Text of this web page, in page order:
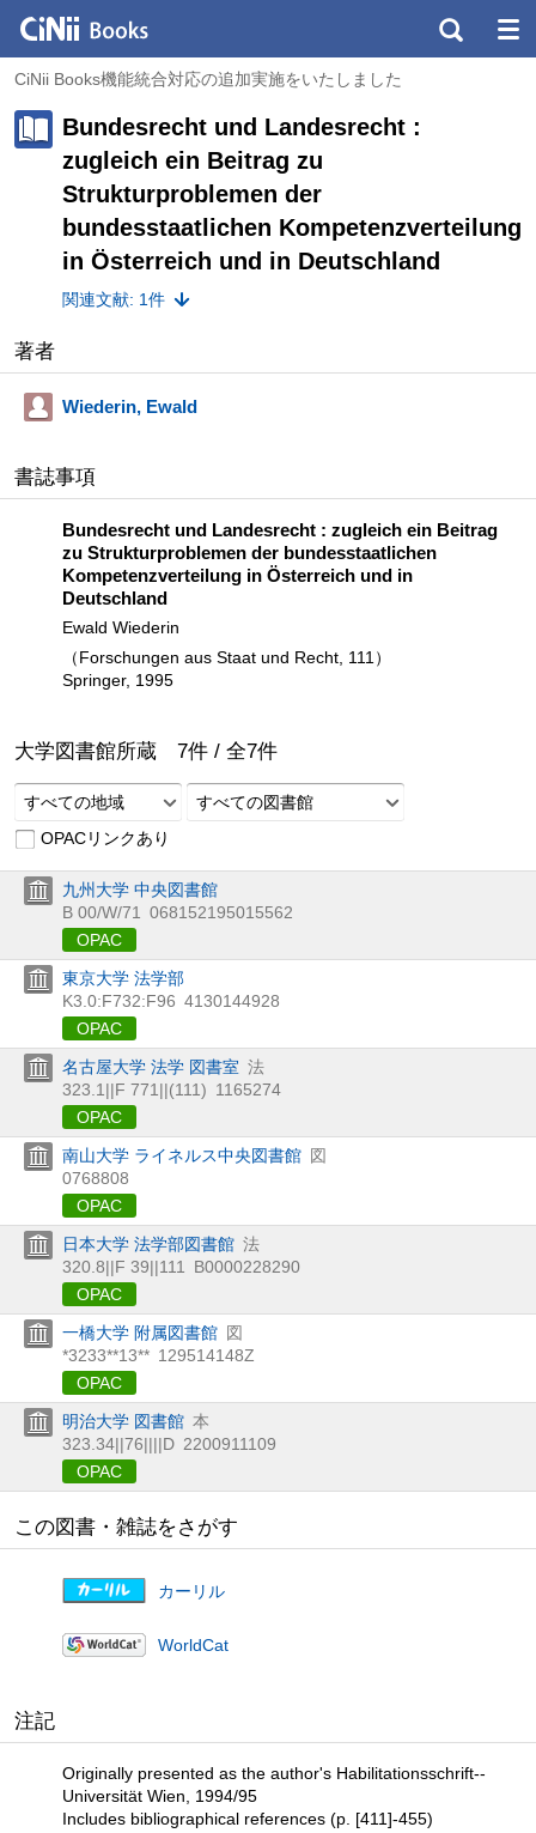
CiNii Books機能統合対応の追加実施をいたしました
Bundesrecht und Landesrecht :
zugleich ein Beitrag zu
Strukturproblemen der
bundesstaatlichen Kompetenzverteilung
in Österreich und in Deutschland
関連文献: 1件
著者
Wiederin, Ewald
書誌事項
Bundesrecht und Landesrecht : zugleich ein Beitrag
zu Strukturproblemen der bundesstaatlichen
Kompetenzverteilung in Österreich und in
Deutschland
Ewald Wiederin
（Forschungen aus Staat und Recht, 111）
Springer, 1995
大学図書館所蔵 7件 / 全7件
すべての地域
すべての図書館
OPACリンクあり
九州大学 中央図書館
B 00/W/71
068152195015562
OPAC
東京大学 法学部
K3.0:F732:F96 4130144928
OPAC
名古屋大学 法学 図書室 法
323.1||F 771||(111) 1165274
OPAC
南山大学 ライネルス中央図書館 図
0768808
OPAC
日本大学 法学部図書館 法
320.8||F 39||111
B0000228290
OPAC
一橋大学 附属図書館 図
*3233**13** 129514148Z
OPAC
明治大学 図書館 本
323.34||76||||D 2200911109
OPAC
この図書・雑誌をさがす
カーリル
WorldCat
注記
Originally presented as the author's Habilitationsschrift--
Universität Wien, 1994/95
Includes bibliographical references (p. [411]-455)